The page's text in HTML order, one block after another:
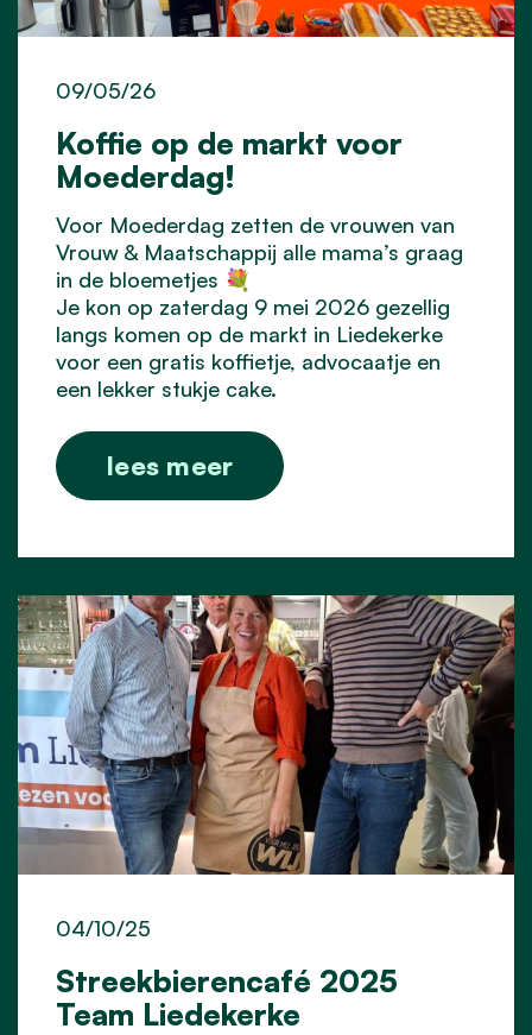
Koffie op de markt voor
Moederdag!
09/05/26
Voor Moederdag zetten de vrouwen van
Vrouw & Maatschappij alle mama’s graag
in de bloemetjes 💐
Je kon op zaterdag 9 mei 2026 gezellig
langs komen op de markt in Liedekerke
voor een gratis koffietje, advocaatje en
een lekker stukje cake.
lees meer
Streekbierencafé 2025
Team Liedekerke
04/10/25